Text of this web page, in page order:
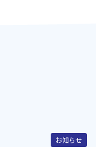
お知らせ